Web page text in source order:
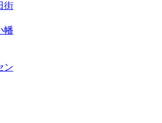
街
幡
ン